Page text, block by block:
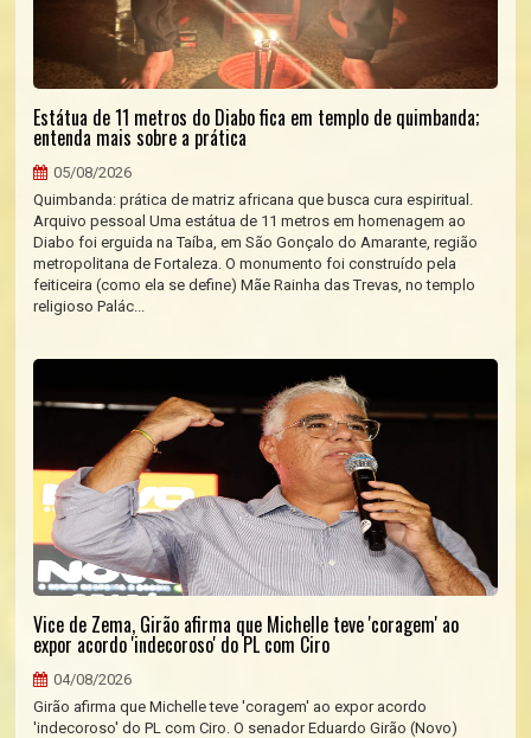
Estátua de 11 metros do Diabo fica em templo de quimbanda;
entenda mais sobre a prática
05/08/2026
Quimbanda: prática de matriz africana que busca cura espiritual.
Arquivo pessoal Uma estátua de 11 metros em homenagem ao
Diabo foi erguida na Taíba, em São Gonçalo do Amarante, região
metropolitana de Fortaleza. O monumento foi construído pela
feiticeira (como ela se define) Mãe Rainha das Trevas, no templo
religioso Palác...
Vice de Zema, Girão afirma que Michelle teve 'coragem' ao
expor acordo 'indecoroso' do PL com Ciro
04/08/2026
Girão afirma que Michelle teve 'coragem' ao expor acordo
'indecoroso' do PL com Ciro. O senador Eduardo Girão (Novo)